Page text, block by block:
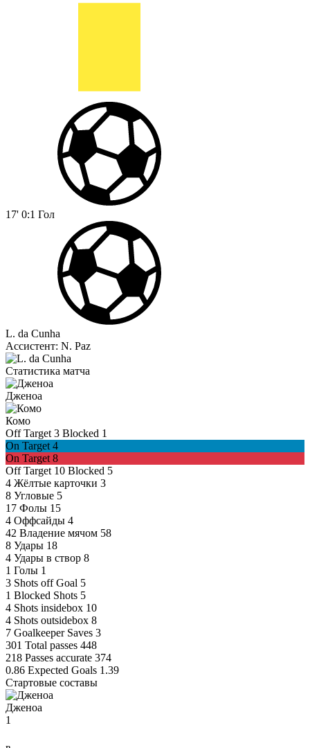
17' 0:1 Гол
L. da Cunha
Ассистент: N. Paz
Статистика матча
Дженоа
Комо
Off Target 3 Blocked 1
On Target 4
On Target 8
Off Target 10 Blocked 5
4 Жёлтые карточки 3
8 Угловые 5
17 Фолы 15
4 Оффсайды 4
42 Владение мячом 58
8 Удары 18
4 Удары в створ 8
1 Голы 1
3 Shots off Goal 5
1 Blocked Shots 5
4 Shots insidebox 10
4 Shots outsidebox 8
7 Goalkeeper Saves 3
301 Total passes 448
218 Passes accurate 374
0.86 Expected Goals 1.39
Стартовые составы
Дженоа
1